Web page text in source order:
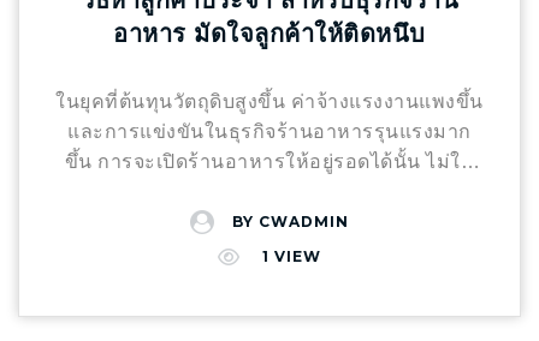
ว่า “Direct Booking โรงแรม”,read more
หรือเพจแสดงผลงาน พร้อมคำอธิบายรายละเอียด
โปรเจกต์ เพื่อสร้างความน่าเชื่อถือ ราคาและ
ต้องการราคาที่สมเหตุสมผลและไม่มีค่าใช้จ่าย
แอบแฝง เพราะลูกค้าไม่ได้ต้องการราคาถูกที่สุด
เสมอไป แต่ต้องการราคาที่คุ้มค่ากับสิ่งที่ได้รับ ใบ
วัสดุ/ค่าแรงอย่างละเอียด) คุ้มค่ากับคุณภาพวัสดุ
อาหาร มัดใจลูกค้าให้ติดหนึบ
ในยุคที่ต้นทุนวัตถุดิบสูงขึ้น ค่าจ้างแรงงานแพงขึ้น
และการแข่งขันในธุรกิจร้านอาหารรุนแรงมาก
ขึ้น การจะเปิดร้านอาหารให้อยู่รอดได้นั้น ไม่ใช่
การมี “ลูกค้าประจำ” คือหัวใจสำคัญ ที่ช่วยให้
ธุรกิจเติบโตได้อย่างมั่นคง “ เพราะลูกค้าประจำ =
ทำอย่างไรให้ลูกค้าขาจร กลายมาเป็นลูกค้า
BY CWADMIN
1 VIEW